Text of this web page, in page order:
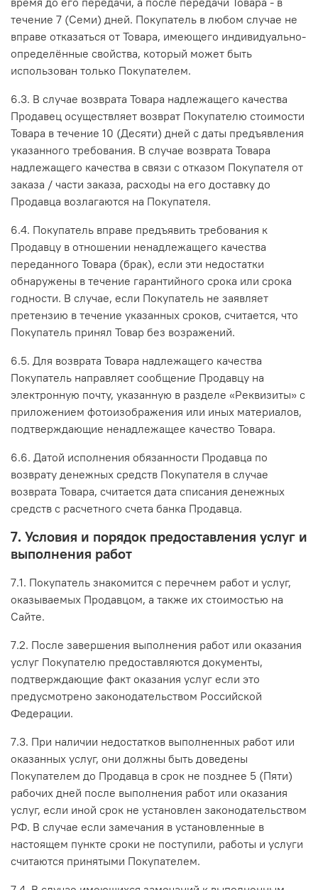
течение 7 (Семи) дней. Покупатель в любом случае не
вправе отказаться от Товара, имеющего индивидуально-
определённые свойства, который может быть
использован только Покупателем.
6.3. В случае возврата Товара надлежащего качества
Продавец осуществляет возврат Покупателю стоимости
Товара в течение 10 (Десяти) дней с даты предъявления
указанного требования. В случае возврата Товара
надлежащего качества в связи с отказом Покупателя от
заказа / части заказа, расходы на его доставку до
Продавца возлагаются на Покупателя.
6.4. Покупатель вправе предъявить требования к
Продавцу в отношении ненадлежащего качества
переданного Товара (брак), если эти недостатки
обнаружены в течение гарантийного срока или срока
годности. В случае, если Покупатель не заявляет
претензию в течение указанных сроков, считается, что
Покупатель принял Товар без возражений.
6.5. Для возврата Товара надлежащего качества
Покупатель направляет сообщение Продавцу на
электронную почту, указанную в разделе «Реквизиты» с
приложением фотоизображения или иных материалов,
подтверждающие ненадлежащее качество Товара.
6.6. Датой исполнения обязанности Продавца по
возврату денежных средств Покупателя в случае
возврата Товара, считается дата списания денежных
средств с расчетного счета банка Продавца.
7. Условия и порядок предоставления услуг и
выполнения работ
7.1. Покупатель знакомится с перечнем работ и услуг,
оказываемых Продавцом, а также их стоимостью на
Сайте.
7.2. После завершения выполнения работ или оказания
услуг Покупателю предоставляются документы,
подтверждающие факт оказания услуг если это
предусмотрено законодательством Российской
Федерации.
7.3. При наличии недостатков выполненных работ или
оказанных услуг, они должны быть доведены
Покупателем до Продавца в срок не позднее 5 (Пяти)
рабочих дней после выполнения работ или оказания
услуг, если иной срок не установлен законодательством
РФ. В случае если замечания в установленные в
настоящем пункте сроки не поступили, работы и услуги
считаются принятыми Покупателем.